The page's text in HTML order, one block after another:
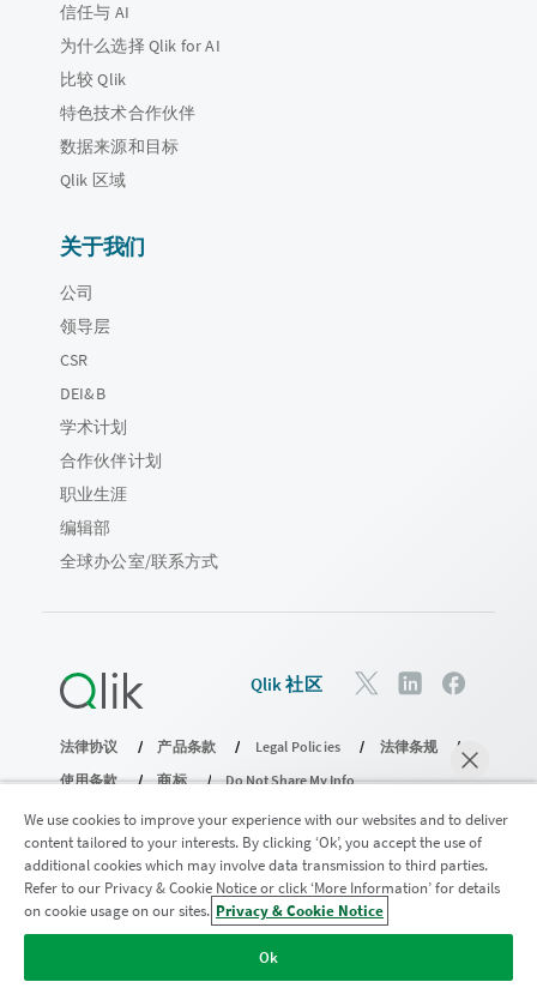
马上聊天
信任与 AI
为什么选择 Qlik for AI
比较 Qlik
特色技术合作伙伴
数据来源和目标
Qlik 区域
关于我们
公司
领导层
CSR
DEI&B
学术计划
合作伙伴计划
职业生涯
编辑部
全球办公室/联系方式
Qlik 社区
法律协议 产品条款 Legal Policies
法律条规
使用条款
商标
Do Not Share My Info
版权所有 © 1993-2026 QlikTech International AB。保留所有权利。
加入分析现代化计划
使用分析现代化计划实现现代化，同时不损害您宝贵的
QlikView 应用程序。
We use cookies to improve your experience with our websites and to deliver
content tailored to your interests. By clicking ‘Ok’, you accept the use of
additional cookies which may involve data transmission to third parties.
Refer to our Privacy & Cookie Notice or click ‘More Information’ for details
on cookie usage on our sites. Privacy & Cookie Notice
Ok